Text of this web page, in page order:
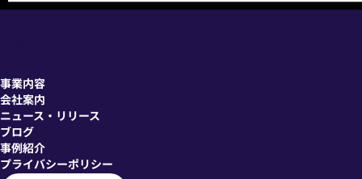
事業内容
会社案内
ニュース・リリース
ブログ
事例紹介
プライバシーポリシー